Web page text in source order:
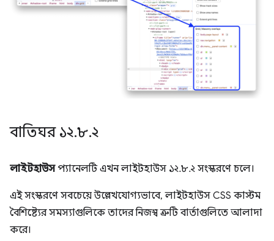
বাতিঘর ১২.৮.২
লাইটহাউসপ্যানেলটি এখন লাইটহাউস ১২.৮.২ সংস্করণে চলে।
এই সংস্করণে সবচেয়ে উল্লেখযোগ্যভাবে, লাইটহাউস CSS কাস্টম
বৈশিষ্ট্যের সমস্যাগুলিকে তাদের নিজস্ব ত্রুটি বার্তাগুলিতে আলাদা
করে।